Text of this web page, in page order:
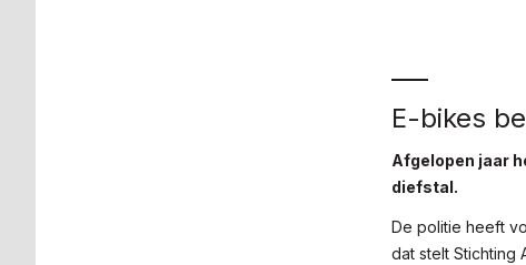
E-bikes
Afgelopen jaar
diefstal.
De politie heeft
dat stelt Stichting